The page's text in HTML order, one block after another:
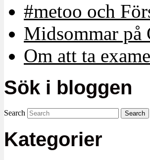
#metoo och
Midsommar på
Om att ta
Sök i bloggen
Search
Kategorier